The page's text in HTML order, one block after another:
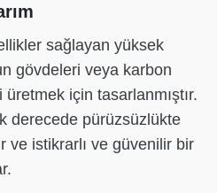
sağlayan yüksek
gövdeleri veya karbon
için tasarlanmıştır.
derecede pürüzsüzlükte
ve istikrarlı ve güvenilir bir